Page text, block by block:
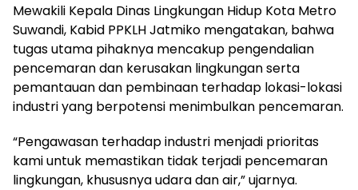
Mewakili Kepala Dinas Lingkungan Hidup Kota Metro
Suwandi, Kabid PPKLH Jatmiko mengatakan, bahwa
tugas utama pihaknya mencakup pengendalian
pencemaran dan kerusakan lingkungan serta
pemantauan dan pembinaan terhadap lokasi-lokasi
industri yang berpotensi menimbulkan pencemaran.
“Pengawasan terhadap industri menjadi prioritas
kami untuk memastikan tidak terjadi pencemaran
lingkungan, khususnya udara dan air,” ujarnya.